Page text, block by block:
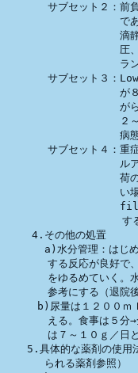
サブセット２：前負荷
であるが、同剤が
滴静注を行う。急
圧、ＣＩが低下す
ランスを計算し
サブセット３：Low
が８以下の時は脱
がら、慎重に水分
２～３時間など）
病態の主体であり
サブセット４：重症心
ルアミン、利尿剤
荷の軽減と心拍出
い場合は、体外
filtration method
する心不全では
    4.その他の処置
a)水分管理：はじめ
する反応が良好で、症
をゆるめていく。水バ
参考にする（退院後も
b)尿量は１２００ｍｌ
える。食事は５分→全粥
は７～１０ｇ／日と
5.具体的な薬剤の使用法
      られる薬剤参照）